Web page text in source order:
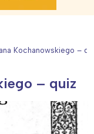
Kochanowskiego –
– quiz